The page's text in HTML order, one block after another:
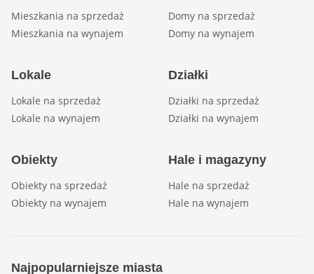
Mieszkania na sprzedaż
Mieszkania na wynajem
Domy na sprzedaż
Domy na wynajem
Lokale
Lokale na sprzedaż
Lokale na wynajem
Działki
Działki na sprzedaż
Działki na wynajem
Obiekty
Obiekty na sprzedaż
Obiekty na wynajem
Hale i magazyny
Hale na sprzedaż
Hale na wynajem
Najpopularniejsze miasta